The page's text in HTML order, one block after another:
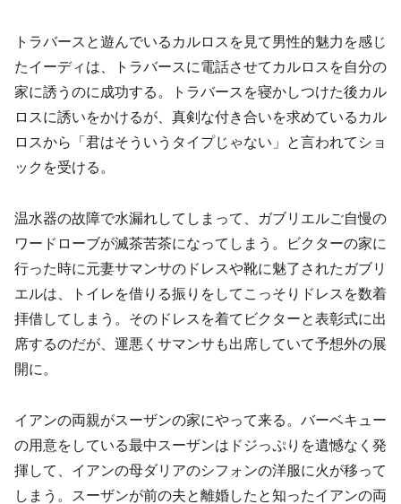
トラバースと遊んでいるカルロスを見て男性的魅力を感じ
たイーディは、トラバースに電話させてカルロスを自分の
家に誘うのに成功する。トラバースを寝かしつけた後カル
ロスに誘いをかけるが、真剣な付き合いを求めているカル
ロスから「君はそういうタイプじゃない」と言われてショ
ックを受ける。
温水器の故障で水漏れしてしまって、ガブリエルご自慢の
ワードローブが滅茶苦茶になってしまう。ビクターの家に
行った時に元妻サマンサのドレスや靴に魅了されたガブリ
エルは、トイレを借りる振りをしてこっそりドレスを数着
拝借してしまう。そのドレスを着てビクターと表彰式に出
席するのだが、運悪くサマンサも出席していて予想外の展
開に。
イアンの両親がスーザンの家にやって来る。バーベキュー
の用意をしている最中スーザンはドジっぷりを遺憾なく発
揮して、イアンの母ダリアのシフォンの洋服に火が移って
しまう。スーザンが前の夫と離婚したと知ったイアンの両